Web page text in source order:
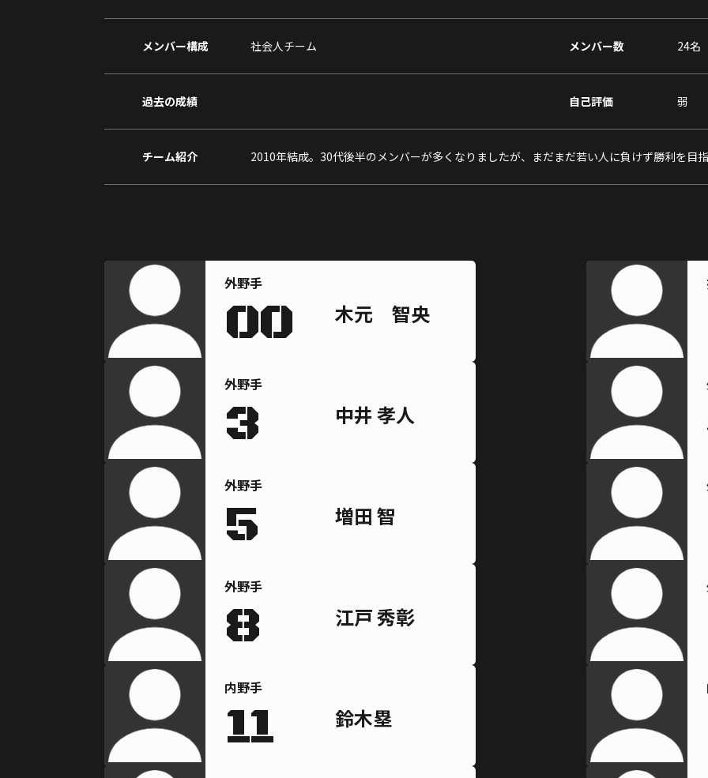
メンバー構成 社会人チーム メンバー数 24名
過去の成績 自己評価 弱
チーム紹介 2010年結成。30代後半のメンバーが多くなりましたが、まだまだ若い人に負けず勝利を目
外野手
00 木元 智央
外野手
3 中井 孝人
外野手
5 増田 智
外野手
8 江戸 秀彰
内野手
11 鈴木塁